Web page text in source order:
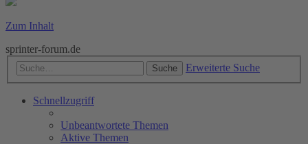
Zum Inhalt
sprinter-forum.de
Suche Erweiterte Suche
Schnellzugriff
Unbeantwortete Themen
Aktive Themen